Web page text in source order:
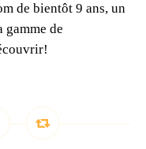
de bientôt 9 ans, un
gamme de